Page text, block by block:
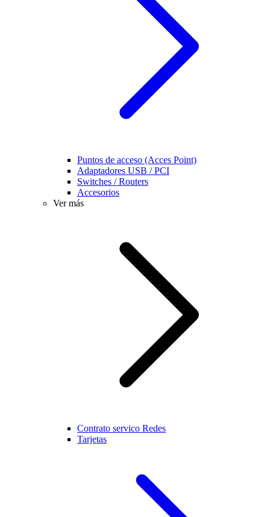
Puntos de acceso (Acces Point)
Adaptadores USB / PCI
Switches / Routers
Accesorios
Ver más
Contrato servico Redes
Tarjetas